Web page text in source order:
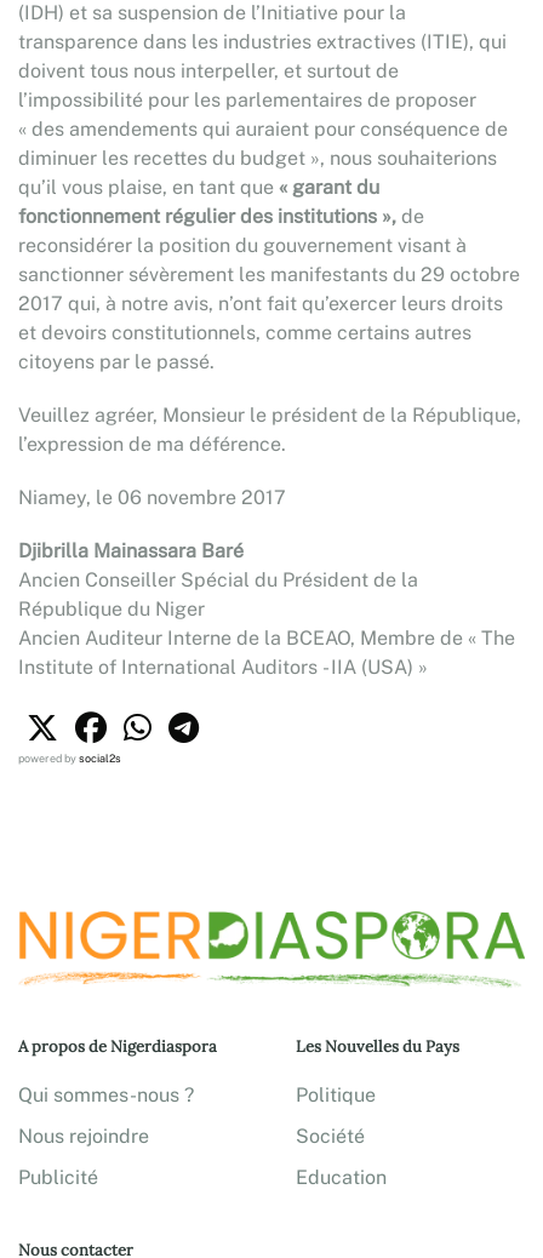
(IDH) et sa suspension de l’Initiative pour la
transparence dans les industries extractives (ITIE), qui
doivent tous nous interpeller, et surtout de
l’impossibilité pour les parlementaires de proposer
« des amendements qui auraient pour conséquence de
diminuer les recettes du budget », nous souhaiterions
qu’il vous plaise, en tant que « garant du
fonctionnement régulier des institutions », de
reconsidérer la position du gouvernement visant à
sanctionner sévèrement les manifestants du 29 octobre
2017 qui, à notre avis, n’ont fait qu’exercer leurs droits
et devoirs constitutionnels, comme certains autres
citoyens par le passé.
Veuillez agréer, Monsieur le président de la République,
l’expression de ma déférence.
Niamey, le 06 novembre 2017
Djibrilla Mainassara Baré
Ancien Conseiller Spécial du Président de la
République du Niger
Ancien Auditeur Interne de la BCEAO, Membre de « The
Institute of International Auditors - IIA (USA) »
powered bysocial2s
A propos de Nigerdiaspora
Qui sommes-nous ?
Nous rejoindre
Publicité
Les Nouvelles du Pays
Politique
Société
Education
Nous contacter